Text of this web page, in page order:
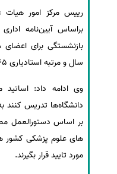
رییس مرکز امور
براساس آیین‌نامه
سال و مرتبه استادیاری 65 سال، تعیین شده است.
بر اساس دستورالعمل
های علوم پزشکی کشور
مورد تایید قرار بگیرند.